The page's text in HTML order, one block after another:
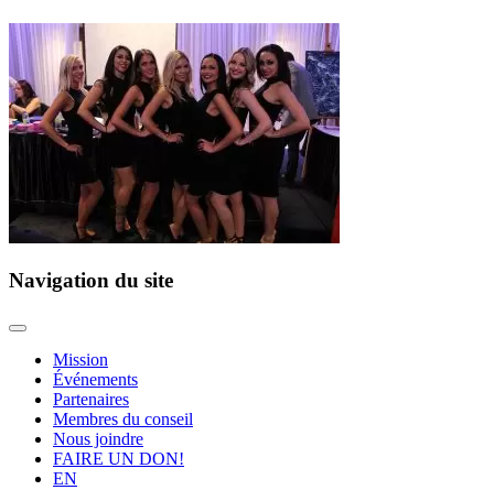
Navigation du site
Mission
Événements
Partenaires
Membres du conseil
Nous joindre
FAIRE UN DON!
EN